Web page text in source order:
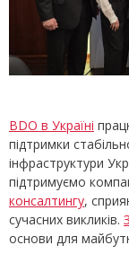
BDO в Україні
підтримки
інфраструктури
підтримуємо
консалтингу,
сучасних викликів.
основи для